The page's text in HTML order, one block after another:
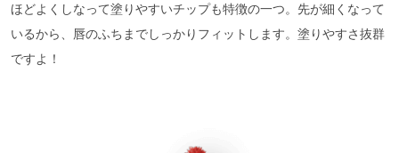
ほどよくしなって塗りやすいチップも特徴の一つ。先が細くなって
いるから、唇のふちまでしっかりフィットします。塗りやすさ抜群
ですよ！